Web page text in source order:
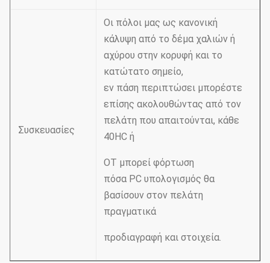
Συσκευασίες
Οι πόλοι μας ως κανονική
κάλυψη από το δέμα χαλιών ή
αχύρου στην κορυφή και το
κατώτατο σημείο,
εν πάση περιπτώσει μπορέστε
επίσης ακολουθώντας από τον
πελάτη που απαιτούνται, κάθε
40HC ή
OT μπορεί φόρτωση
πόσα PC υπολογισμός θα
βασίσουν στον πελάτη
πραγματικά
προδιαγραφή και στοιχεία.